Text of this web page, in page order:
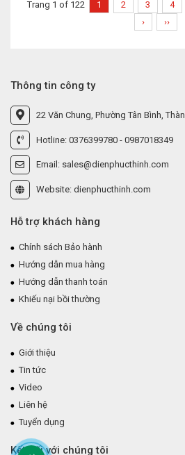
Trang 1 of 122 1 2 3 4
›
››
Thông tin công ty
22 Văn Chung, Phường Tân Bình,
Hotline: 0376399780 - 0987018349
Email: sales@dienphucthinh.com
Website: dienphucthinh.com
Hỗ trợ khách hàng
Chính sách Bảo hành
Hướng dẫn mua hàng
Hướng dẫn thanh toán
Khiếu nại bồi thường
Về chúng tôi
Giới thiệu
Tin tức
Video
Liên hệ
Tuyển dụng
Kết nối với chúng tôi